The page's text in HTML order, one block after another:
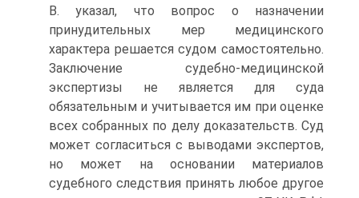
В. указал, что вопрос о назначении
принудительных мер медицинского
характера решается судом самостоятельно.
Заключение судебно-медицинской
экспертизы не является для суда
обязательным и учитывается им при оценке
всех собранных по делу доказательств. Суд
может согласиться с выводами экспертов,
но может на основании материалов
судебного следствия принять любое другое